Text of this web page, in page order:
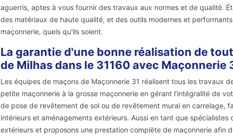
aguerris, aptes à vous fournir des travaux aux normes et de qualité.
des matériaux de haute qualité, et des outils modernes et
maçonnerie, quels qu'ils soient.
La garantie d'une bonne réalisation de
de Milhas dans le 31160 avec Maçonnerie
Les équipes de maçons de Maçonnerie 31 réalisent tous les travaux
petite maçonnerie à la grosse maçonnerie en gérant l’intégralité de
de pose de revêtement de sol ou de revêtement mural en carrelage,
intérieurs et aménagements extérieurs. Aussi en tant que
extérieurs et proposons une prestation complète de maçonnerie afin